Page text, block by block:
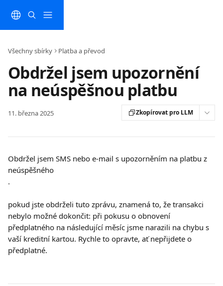
Všechny sbírky Platba a převod
Obdržel jsem upozornění
na neúspěšnou platbu
11. března 2025 Zkopírovat pro LLM
Obdržel jsem SMS nebo e-mail s upozorněním na platbu z
neúspěšného
.
pokud jste obdrželi tuto zprávu, znamená to, že transakci
nebylo možné dokončit: při pokusu o obnovení
předplatného na následující měsíc jsme narazili na chybu s
vaší kreditní kartou. Rychle to opravte, ať nepřijdete o
předplatné.